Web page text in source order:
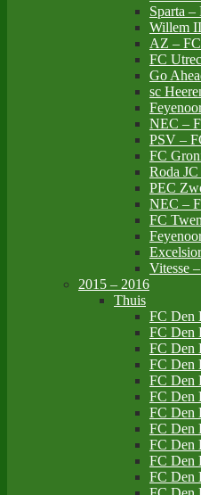
Sparta
Willem
AZ –
FC
Go
sc
NEC –
PSV –
FC
Roda
PEC
NEC –
FC
Vitesse
2015 – 2016
Thuis
FC Den
FC Den
FC Den
FC Den
FC Den
FC Den
FC Den
FC Den
FC Den
FC Den
FC Den